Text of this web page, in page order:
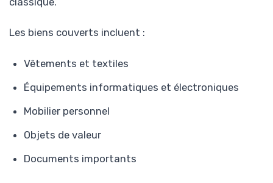
Les biens couverts incluent :
Vêtements et textiles
Équipements informatiques et électroniques
Mobilier personnel
Objets de valeur
Documents importants